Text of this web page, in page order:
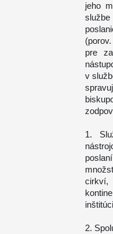
jeho
pre
v
1.
2.